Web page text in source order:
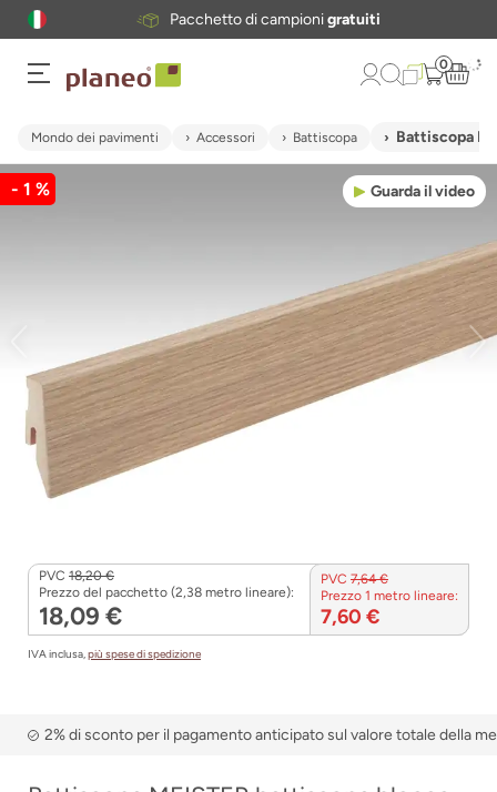
WhatsApp
0
Mondo dei pavimenti Accessori Battiscopa Battiscopa
Guarda il video
- 1 %
PVC 18,20 €
Prezzo del pacchetto (2,38 metro lineare):
18,09 €
PVC 7,64 €
Prezzo 1 metro lineare:
7,60 €
IVA inclusa,più spese di spedizione
2% di sconto per il pagamento anticipato sul valore totale della